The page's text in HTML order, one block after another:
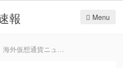
報 Menu
海外仮想通貨ニュース：The Best Crypto Courses of September 2021, for Investors Who Like a Guided Approach – NextAdvisor